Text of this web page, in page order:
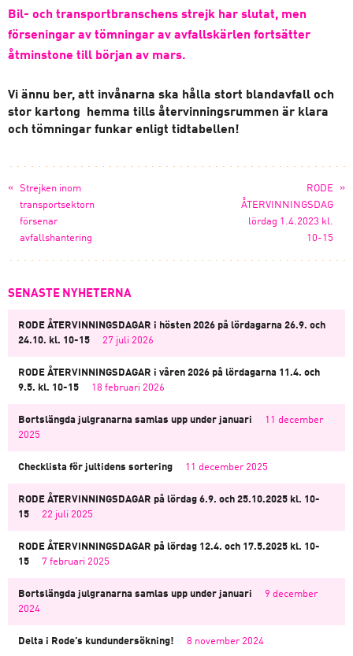
Bil- och transportbranschens strejk har slutat, men
förseningar av tömningar av avfallskärlen fortsätter
åtminstone till början av mars.
Vi ännu ber, att invånarna ska hålla stort blandavfall och
stor kartong hemma tills återvinningsrummen är klara
och tömningar funkar enligt tidtabellen!
«
Strejken inom
transportsektorn
försenar
avfallshantering
RODE
ÅTERVINNINGSDAG
lördag 1.4.2023 kl.
10-15
»
SENASTE NYHETERNA
RODE ÅTERVINNINGSDAGAR i hösten 2026 på lördagarna 26.9. och
24.10. kl. 10-15
27 juli 2026
RODE ÅTERVINNINGSDAGAR i våren 2026 på lördagarna 11.4. och
9.5. kl. 10-15
18 februari 2026
Bortslängda julgranarna samlas upp under januari
11 december
2025
Checklista för jultidens sortering 11 december 2025
RODE ÅTERVINNINGSDAGAR på lördag 6.9. och 25.10.2025 kl. 10-
15
22 juli 2025
RODE ÅTERVINNINGSDAGAR på lördag 12.4. och 17.5.2025 kl. 10-
15
7 februari 2025
Bortslängda julgranarna samlas upp under januari
9 december
2024
Delta i Rode’s kundundersökning! 8 november 2024